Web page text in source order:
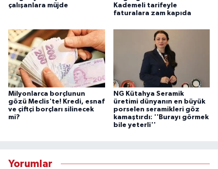
çalışanlara müjde
Kademeli tarifeyle
faturalara zam kapıda
Milyonlarca borçlunun
gözü Meclis'te! Kredi, esnaf
ve çiftçi borçları silinecek
mi?
NG Kütahya Seramik
üretimi dünyanın en büyük
porselen seramikleri göz
kamaştırdı: ''Burayı görmek
bile yeterli''
Yorumlar